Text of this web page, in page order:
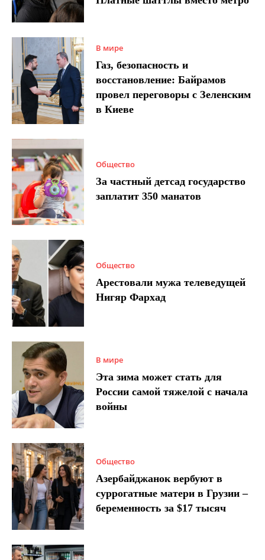
В мире
Газ, безопасность и
восстановление: Байрамов
провел переговоры с Зеленским
в Киеве
Общество
За частный детсад государство
заплатит 350 манатов
Общество
Арестовали мужа телеведущей
Нигяр Фархад
В мире
Эта зима может стать для
России самой тяжелой с начала
войны
Общество
Азербайджанок вербуют в
суррогатные матери в Грузии –
беременность за $17 тысяч